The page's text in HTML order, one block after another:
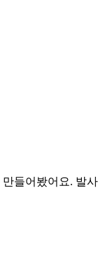
들어봤어요. 발사